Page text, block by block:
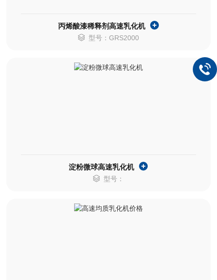
丙烯酸漆稀释剂高速乳化机
型号：GRS2000
淀粉微球高速乳化机
型号：